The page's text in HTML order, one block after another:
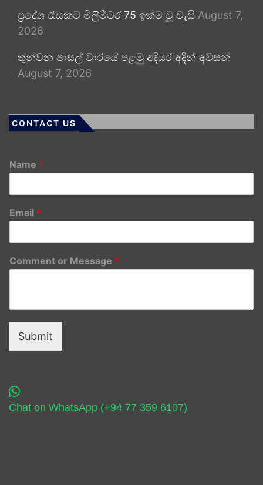
ප්‍රදේශ රැසකට මිලිමීටර 75 ඉක්ම වූ වැසි August 7,
2026
තුන්වන පාසල් වාරයේ පළමු අදියර අදින් අවසන්
August 7, 2026
CONTACT US
Name *
Email *
Comment or Message *
Submit
Chat on WhatsApp (+94 77 359 6107)